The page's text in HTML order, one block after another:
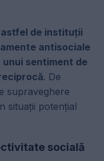
de instituții
antisociale
sentiment de
. De
supraveghere
situații potențial
socială